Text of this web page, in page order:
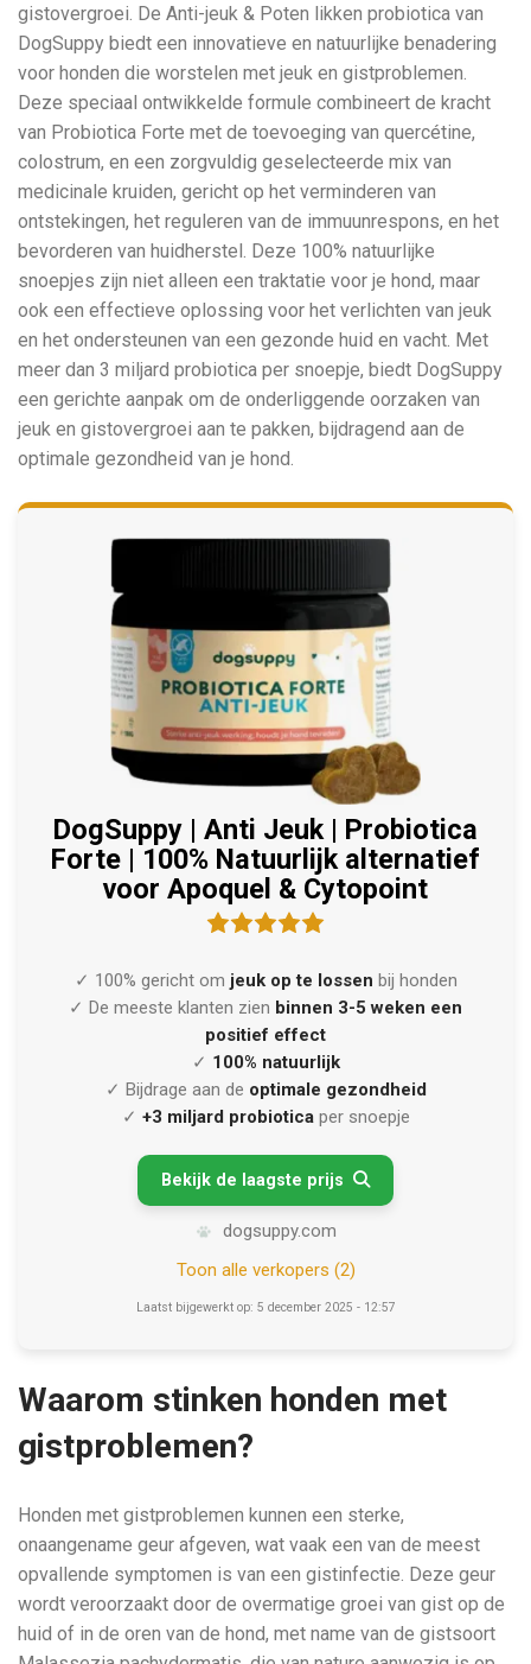
gistovergroei. De Anti-jeuk & Poten likken probiotica van
DogSuppy biedt een innovatieve en natuurlijke benadering
voor honden die worstelen met jeuk en gistproblemen.
Deze speciaal ontwikkelde formule combineert de kracht
van Probiotica Forte met de toevoeging van quercétine,
colostrum, en een zorgvuldig geselecteerde mix van
medicinale kruiden, gericht op het verminderen van
ontstekingen, het reguleren van de immuunrespons, en het
bevorderen van huidherstel. Deze 100% natuurlijke
snoepjes zijn niet alleen een traktatie voor je hond, maar
ook een effectieve oplossing voor het verlichten van jeuk
en het ondersteunen van een gezonde huid en vacht. Met
meer dan 3 miljard probiotica per snoepje, biedt DogSuppy
een gerichte aanpak om de onderliggende oorzaken van
jeuk en gistovergroei aan te pakken, bijdragend aan de
optimale gezondheid van je hond.
DogSuppy | Anti Jeuk | Probiotica
Forte | 100% Natuurlijk alternatief
voor Apoquel & Cytopoint
✓ 100% gericht om jeuk op te lossen bij honden
✓ De meeste klanten zien binnen 3-5 weken een
positief effect
✓ 100% natuurlijk
✓ Bijdrage aan de optimale gezondheid
✓ +3 miljard probiotica per snoepje
Bekijk de laagste prijs 
dogsuppy.com
Toon alle verkopers (2)
Laatst bijgewerkt op: 5 december 2025 - 12:57
Waarom stinken honden met
gistproblemen?
Honden met gistproblemen kunnen een sterke,
onaangename geur afgeven, wat vaak een van de meest
opvallende symptomen is van een gistinfectie. Deze geur
wordt veroorzaakt door de overmatige groei van gist op de
huid of in de oren van de hond, met name van de gistsoort